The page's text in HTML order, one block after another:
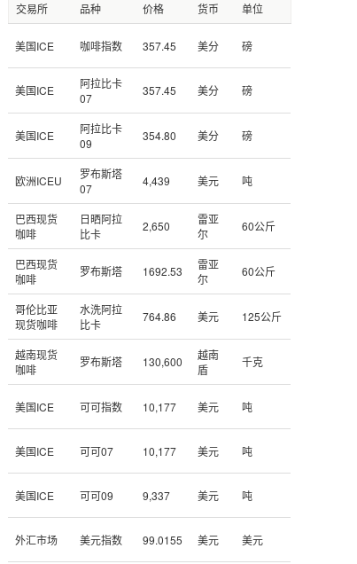
交易所 品种 价格 货币 单位
美国ICE 咖啡指数 357.45 美分 磅
美国ICE
阿拉比卡
07
357.45 美分 磅
美国ICE
阿拉比卡
09
354.80 美分 磅
欧洲ICEU
罗布斯塔
07
4,439 美元 吨
巴西现货
咖啡
日晒阿拉
比卡
2,650
雷亚
尔
60公斤
巴西现货
咖啡
罗布斯塔 1692.53
雷亚
尔
60公斤
哥伦比亚
现货咖啡
水洗阿拉
比卡
764.86 美元 125公斤
越南现货
咖啡
罗布斯塔 130,600
越南
盾
千克
美国ICE 可可指数 10,177 美元 吨
美国ICE 可可07 10,177 美元 吨
美国ICE 可可09 9,337 美元 吨
外汇市场 美元指数 99.0155 美元 美元